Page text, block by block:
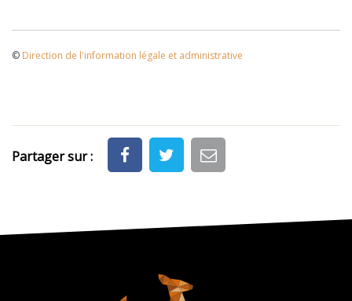
© Direction de l'information légale et administrative
Partager sur :